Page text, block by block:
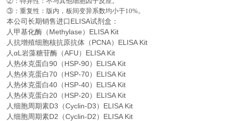
③：重复性：版内，板间变异系数均小于10%。
本公司长期销售进口ELISA试剂盒：
人甲基化酶（Methylase）ELISA Kit
人抗增殖细胞核抗原抗体（PCNA）ELISA Kit
人αL岩藻糖苷酶（AFU）ELISA Kit
人热休克蛋白90（HSP-90）ELISA Kit
人热休克蛋白70（HSP-70）ELISA Kit
人热休克蛋白40（HSP-40）ELISA Kit
人热休克蛋白20（HSP-20）ELISA Kit
人细胞周期素D3（Cyclin-D3）ELISA Kit
人细胞周期素D2（Cyclin-D2）ELISA Kit